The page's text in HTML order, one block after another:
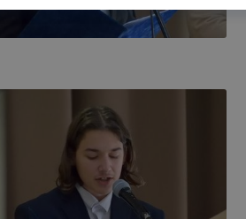
így megtudhatjuk,
ha ismét meglátogatja
automatikusan
Felhívjuk figyelmét, hogy
és folyamatainak
alkalmazásának
nem lesznek képesek
a honlap a tervezettől